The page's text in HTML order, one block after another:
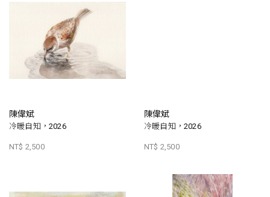
陳偉斌
冷暖自知，2026
NT$ 2,500
陳偉斌
冷暖自知，2026
NT$ 2,500